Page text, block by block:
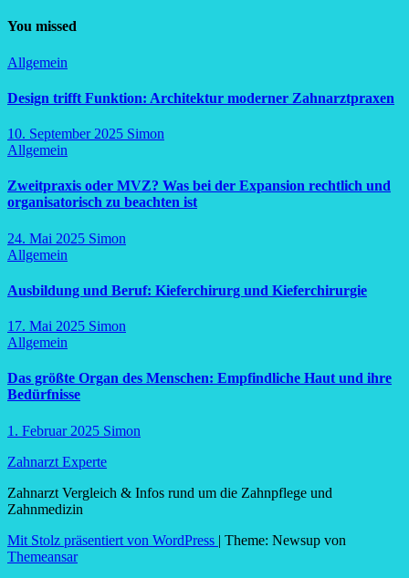
You missed
Allgemein
Design trifft Funktion: Architektur moderner Zahnarztpraxen
10. September 2025 Simon
Allgemein
Zweitpraxis oder MVZ? Was bei der Expansion rechtlich und
organisatorisch zu beachten ist
24. Mai 2025 Simon
Allgemein
Ausbildung und Beruf: Kieferchirurg und Kieferchirurgie
17. Mai 2025 Simon
Allgemein
Das größte Organ des Menschen: Empfindliche Haut und ihre
Bedürfnisse
1. Februar 2025 Simon
Zahnarzt Experte
Zahnarzt Vergleich & Infos rund um die Zahnpflege und
Zahnmedizin
Mit Stolz präsentiert von WordPress | Theme: Newsup von
Themeansar